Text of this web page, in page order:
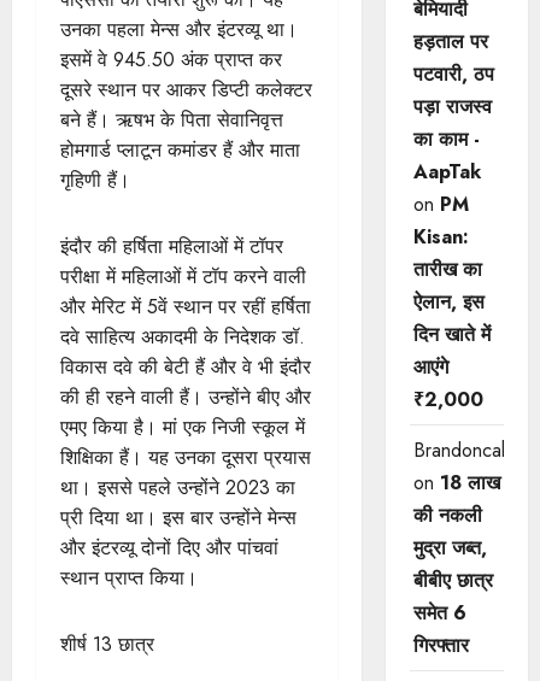
उनका पहला मेन्स और इंटरव्यू था।
इसमें वे 945.50 अंक प्राप्त कर
दूसरे स्थान पर आकर डिप्टी कलेक्टर
बने हैं। ऋषभ के पिता सेवानिवृत्त
होमगार्ड प्लाटून कमांडर हैं और माता
गृहिणी हैं।
इंदौर की हर्षिता महिलाओं में टॉपर
परीक्षा में महिलाओं में टॉप करने वाली
और मेरिट में 5वें स्थान पर रहीं हर्षिता
दवे साहित्य अकादमी के निदेशक डॉ.
विकास दवे की बेटी हैं और वे भी इंदौर
की ही रहने वाली हैं। उन्होंने बीए और
एमए किया है। मां एक निजी स्कूल में
शिक्षिका हैं। यह उनका दूसरा प्रयास
था। इससे पहले उन्होंने 2023 का
प्री दिया था। इस बार उन्होंने मेन्स
और इंटरव्यू दोनों दिए और पांचवां
स्थान प्राप्त किया।
शीर्ष 13 छात्र
बेमियादी
हड़ताल पर
पटवारी, ठप
पड़ा राजस्व
का काम -
AapTak
on PM
Kisan:
तारीख का
ऐलान, इस
दिन खाते में
आएंगे
₹2,000
Brandoncah
on 18 लाख
की नकली
मुद्रा जब्त,
बीबीए छात्र
समेत 6
गिरफ्तार